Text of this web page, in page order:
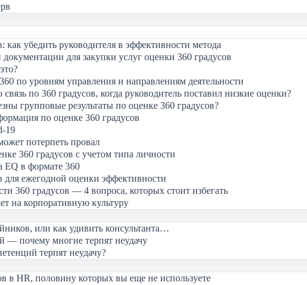
как убедить руководителя в эффективности метода
для закупки услуг оценки 360 градусов
по уровням управления и направлениям деятельности
по 360 градусов, когда руководитель поставил низкие оценки?
групповые результаты по оценке 360 градусов?
по оценке 360 градусов
19
потерпеть провал
360 градусов с учетом типа личности
EQ в формате 360
для ежегодной оценки эффективности
360 градусов — 4 вопроса, которых стоит избегать
на корпоративную культуру
или как удивить консультанта…
— почему многие терпят неудачу
терпят неудачу?
в HR, половину которых вы еще не используете